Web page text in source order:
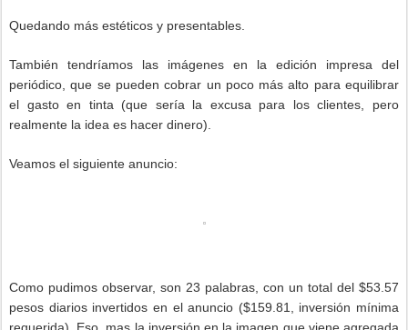
Quedando más estéticos y presentables.
También tendríamos las imágenes en la edición impresa del
periódico, que se pueden cobrar un poco más alto para equilibrar
el gasto en tinta (que sería la excusa para los clientes, pero
realmente la idea es hacer dinero).
Veamos el siguiente anuncio:
Como pudimos observar, son 23 palabras, con un total del $53.57
pesos diarios invertidos en el anuncio ($159.81, inversión mínima